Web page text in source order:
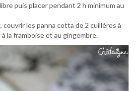
libre puis placer pendant 2 h minimum au
, couvrir les panna cotta de 2 cuillères à
la framboise et au gingembre.